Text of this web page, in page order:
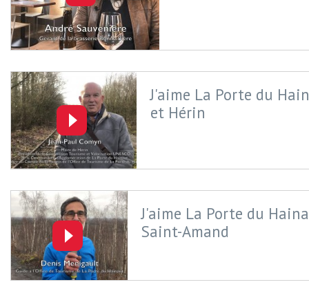
J'aime La Porte du
et Hérin
J'aime La Porte du
Saint-Amand